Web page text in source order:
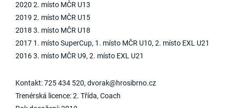
2020 2. místo MČR U13
2019 2. místo MČR U15
2018 3. místo MČR U18
2017 1. místo SuperCup, 1. místo MČR U10, 2. místo EXL U21
2016 3. místo MČR U9, 2. místo EXL U21
Kontakt: 725 434 520, dvorak@hrosibrno.cz
Trenérská licence: 2. Třída, Coach